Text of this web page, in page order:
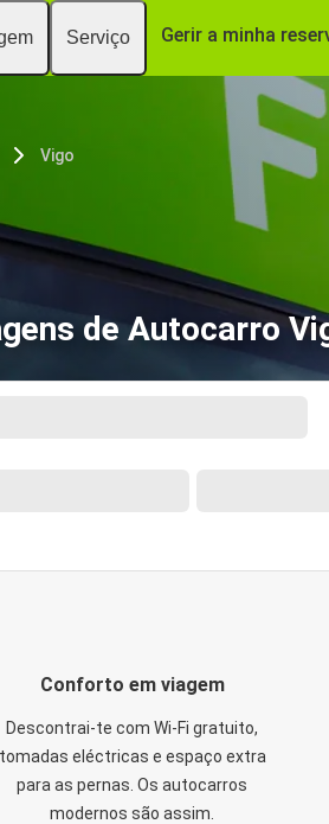
Serviço Gerir a minha
Vigo
de Autocarro
Conforto em viagem
Descontrai-te com Wi-Fi gratuito,
tomadas eléctricas e espaço extra
para as pernas. Os autocarros
modernos são assim.